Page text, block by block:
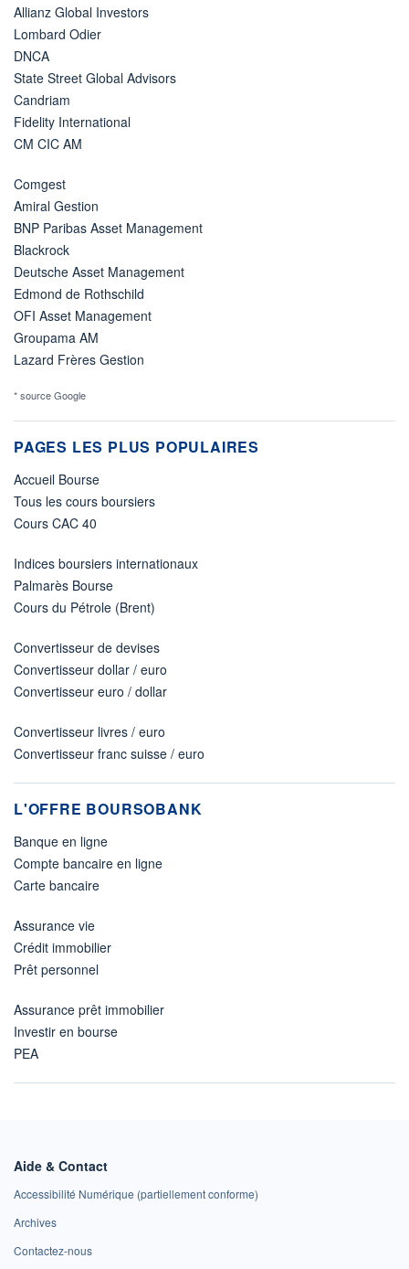
Allianz Global Investors
Lombard Odier
DNCA
State Street Global Advisors
Candriam
Fidelity International
CM CIC AM
Comgest
Amiral Gestion
BNP Paribas Asset Management
Blackrock
Deutsche Asset Management
Edmond de Rothschild
OFI Asset Management
Groupama AM
Lazard Frères Gestion
* source Google
PAGES LES PLUS POPULAIRES
Accueil Bourse
Tous les cours boursiers
Cours CAC 40
Indices boursiers internationaux
Palmarès Bourse
Cours du Pétrole (Brent)
Convertisseur de devises
Convertisseur dollar / euro
Convertisseur euro / dollar
Convertisseur livres / euro
Convertisseur franc suisse / euro
L'OFFRE BOURSOBANK
Banque en ligne
Compte bancaire en ligne
Carte bancaire
Assurance vie
Crédit immobilier
Prêt personnel
Assurance prêt immobilier
Investir en bourse
PEA
Aide & Contact
Accessibilité Numérique (partiellement conforme)
Archives
Contactez-nous